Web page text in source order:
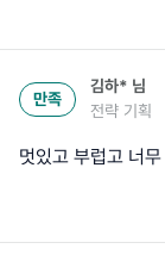
만족
김하* 님
전략 기획
멋있고 부럽고 너